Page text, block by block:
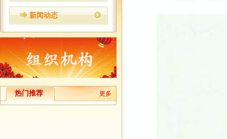
新闻动态
热门推荐 更多